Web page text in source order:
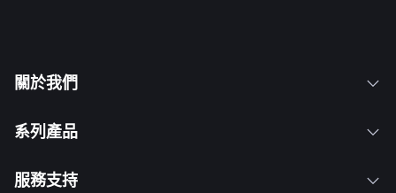
關於我們
系列產品
服務支持